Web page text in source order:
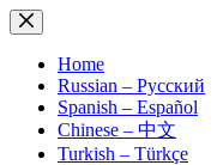
Skip
to
contentHome
Russian – Русский
Spanish – Español
Chinese – 中文
Turkish – Türkçe